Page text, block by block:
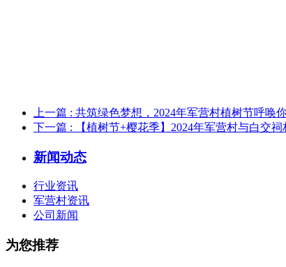
上一篇 : 共筑绿色梦想，2024年军营村植树节呼唤
下一篇 : 【植树节+樱花季】2024年军营村与白交
新闻动态
行业资讯
军营村资讯
公司新闻
为您推荐